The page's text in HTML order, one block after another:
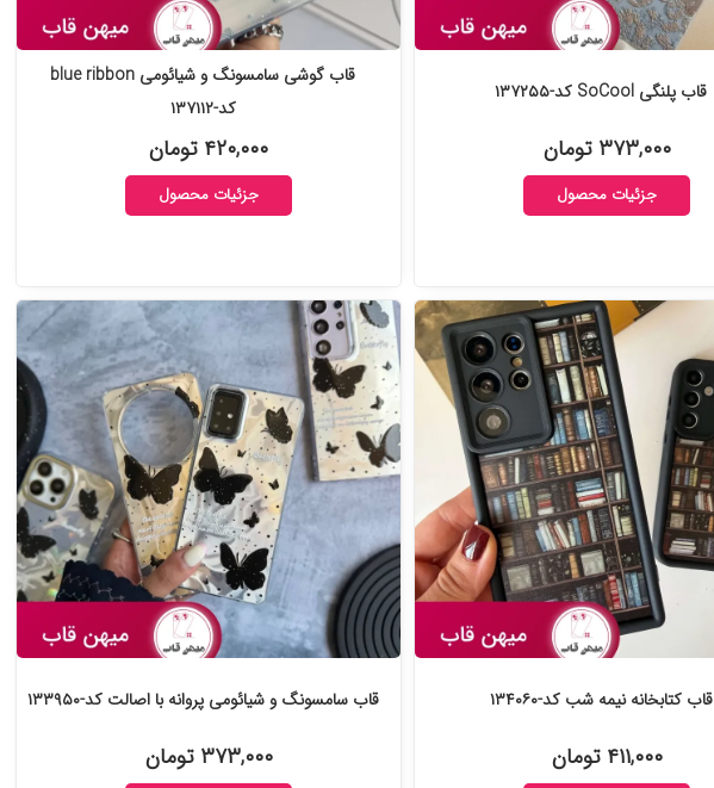
قاب پلنگی SoCool کد-۱۳۷۲۵۵
۳۷۳,۰۰۰ تومان
جزئیات محصول
قاب گوشی سامسونگ و شیائومی blue ribbon
کد-۱۳۷۱۱۲
۴۲۰,۰۰۰ تومان
جزئیات محصول
قاب کتابخانه نیمه شب کد-۱۳۴۰۶۰
۴۱۱,۰۰۰ تومان
قاب سامسونگ و شیائومی پروانه با اصالت کد-۱۳۳۹۵۰
۳۷۳,۰۰۰ تومان